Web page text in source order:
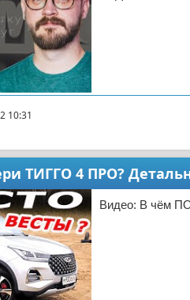
10:31
ТИГГО 4 ПРО?
Видео: В чём